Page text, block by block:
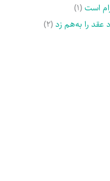
است(۱)
عقد را به‌هم زد(۲)